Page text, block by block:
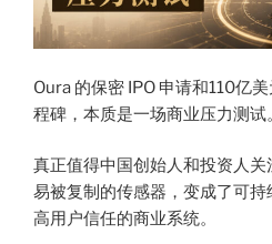
Oura 的保密 IPO 申请和110亿
程碑，本质是一场商业压力测试。
真正值得中国创始人和投资人
易被复制的传感器，变成了可
高用户信任的商业系统。